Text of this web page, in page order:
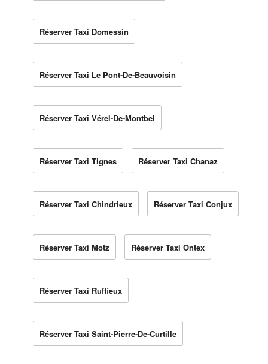
Réserver Taxi Domessin
Réserver Taxi Le Pont-De-Beauvoisin
Réserver Taxi Vérel-De-Montbel
Réserver Taxi Tignes Réserver Taxi Chanaz
Réserver Taxi Chindrieux Réserver Taxi Conjux
Réserver Taxi Motz Réserver Taxi Ontex
Réserver Taxi Ruffieux
Réserver Taxi Saint-Pierre-De-Curtille